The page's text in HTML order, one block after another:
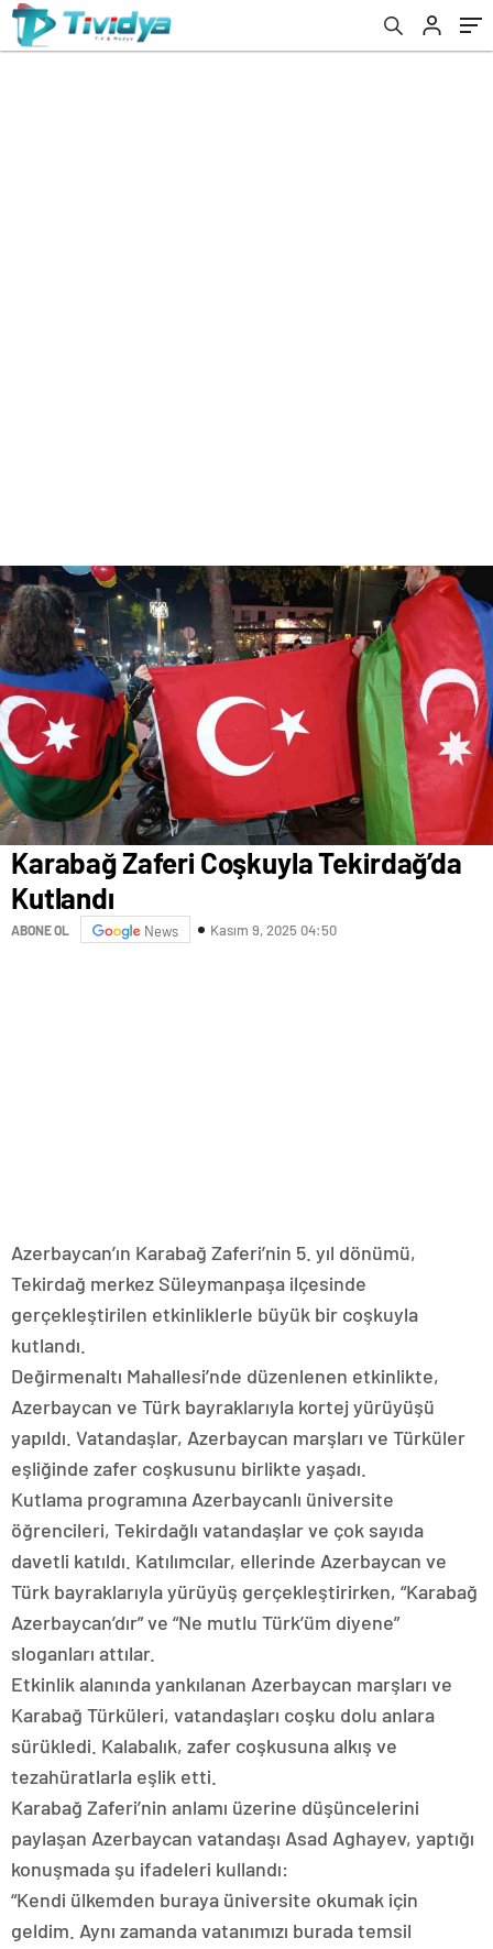
evden
eve
nakliyat
Karabağ Zaferi Coşkuyla Tekirdağ’da
Kutlandı
ABONE OL News Kasım 9, 2025 04:50
Azerbaycan’ın Karabağ Zaferi’nin 5. yıl dönümü,
Tekirdağ merkez Süleymanpaşa ilçesinde
gerçekleştirilen etkinliklerle büyük bir coşkuyla
kutlandı.
Değirmenaltı Mahallesi’nde düzenlenen etkinlikte,
Azerbaycan ve Türk bayraklarıyla kortej yürüyüşü
yapıldı. Vatandaşlar, Azerbaycan marşları ve Türküler
eşliğinde zafer coşkusunu birlikte yaşadı.
Kutlama programına Azerbaycanlı üniversite
öğrencileri, Tekirdağlı vatandaşlar ve çok sayıda
davetli katıldı. Katılımcılar, ellerinde Azerbaycan ve
Türk bayraklarıyla yürüyüş gerçekleştirirken, “Karabağ
Azerbaycan’dır” ve “Ne mutlu Türk’üm diyene”
sloganları attılar.
Etkinlik alanında yankılanan Azerbaycan marşları ve
Karabağ Türküleri, vatandaşları coşku dolu anlara
sürükledi. Kalabalık, zafer coşkusuna alkış ve
tezahüratlarla eşlik etti.
Karabağ Zaferi’nin anlamı üzerine düşüncelerini
paylaşan Azerbaycan vatandaşı Asad Aghayev, yaptığı
konuşmada şu ifadeleri kullandı:
“Kendi ülkemden buraya üniversite okumak için
geldim. Aynı zamanda vatanımızı burada temsil